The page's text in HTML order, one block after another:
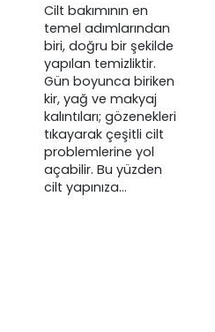
Cilt bakımının en
temel adımlarından
biri, doğru bir şekilde
yapılan temizliktir.
Gün boyunca biriken
kir, yağ ve makyaj
kalıntıları; gözenekleri
tıkayarak çeşitli cilt
problemlerine yol
açabilir. Bu yüzden
cilt yapınıza…